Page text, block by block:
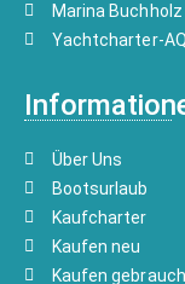
Marina Buchholz
Yachtcharter-
Über Uns
Bootsurlaub
Kaufcharter
Kaufen neu
Kaufen